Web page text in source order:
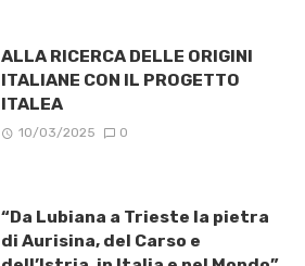
ALLA RICERCA DELLE ORIGINI
ITALIANE CON IL PROGETTO
ITALEA
10/03/2025 0
“Da Lubiana a Trieste la pietra
di Aurisina, del Carso e